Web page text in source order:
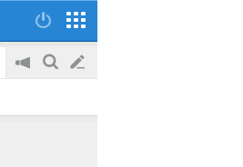
공
on/off
검
글
쓰